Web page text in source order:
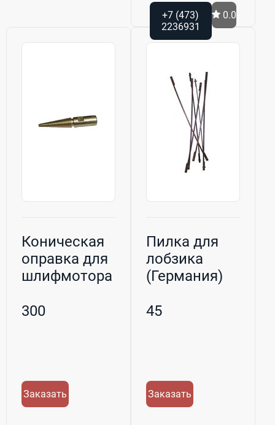
+7 (473)
2236931
0.0
Коническая
оправка для
шлифмотора
300
Заказать
Пилка для
лобзика
(Германия)
45
Заказать